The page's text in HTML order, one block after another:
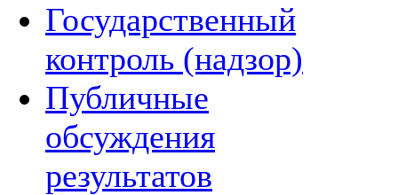
Государственный
контроль (надзор)
Публичные
обсуждения
результатов